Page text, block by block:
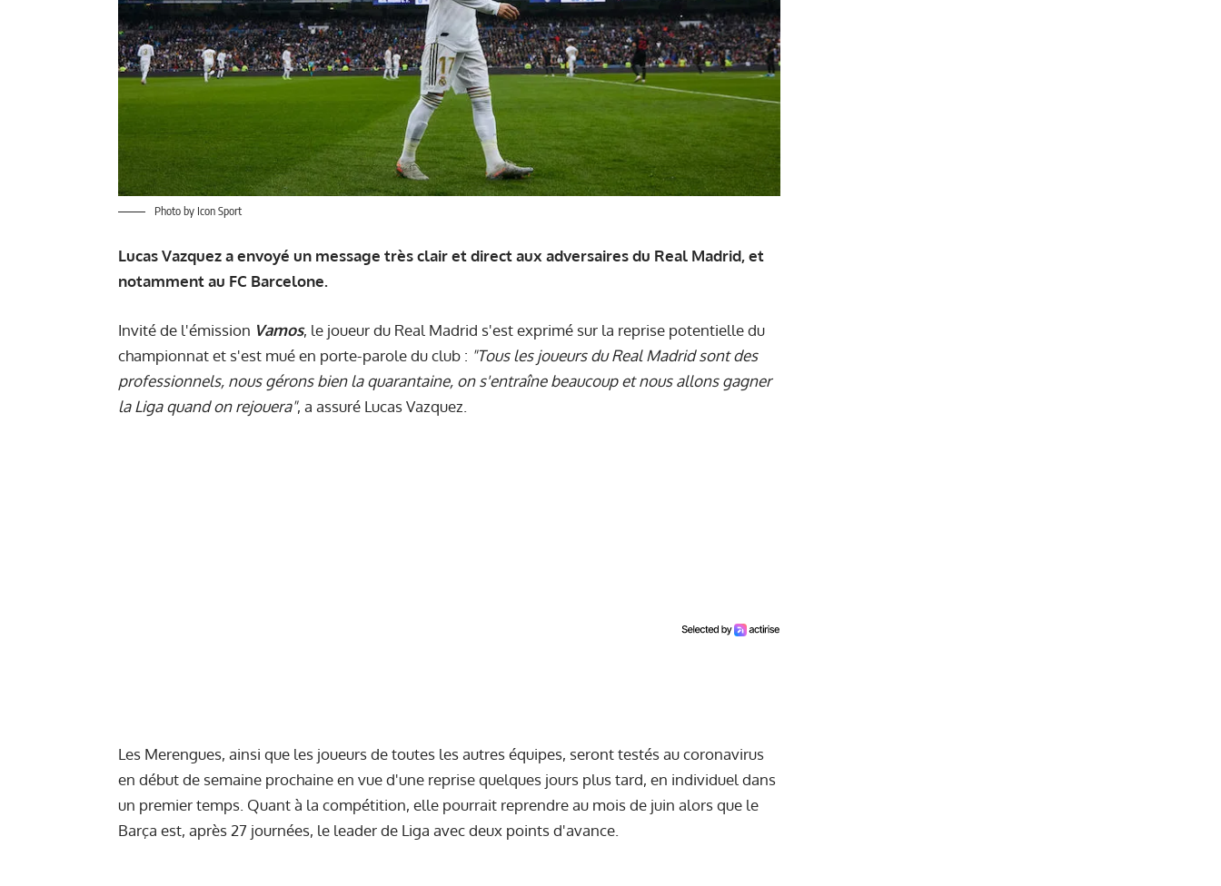
Photo by Icon Sport
Lucas Vazquez a envoyé un message très clair et direct aux adversaires du Real Madrid, et
notamment au FC Barcelone.
Invité de l'émission Vamos, le joueur du Real Madrid s'est exprimé sur la reprise potentielle du
championnat et s'est mué en porte-parole du club : "Tous les joueurs du Real Madrid sont des
professionnels, nous gérons bien la quarantaine, on s'entraîne beaucoup et nous allons gagner
la Liga quand on rejouera", a assuré Lucas Vazquez.
Les Merengues, ainsi que les joueurs de toutes les autres équipes, seront testés au coronavirus
en début de semaine prochaine en vue d'une reprise quelques jours plus tard, en individuel dans
un premier temps. Quant à la compétition, elle pourrait reprendre au mois de juin alors que le
Barça est, après 27 journées, le leader de Liga avec deux points d'avance.